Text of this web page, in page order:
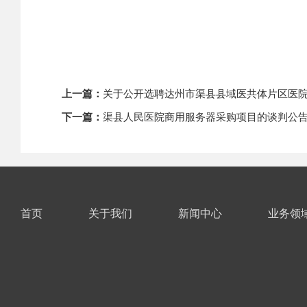
上一篇： 关于公开选聘达州市渠县县域医共体片区医
下一篇： 渠县人民医院商用服务器采购项目的谈判公
首页 关于我们 新闻中心 业务领